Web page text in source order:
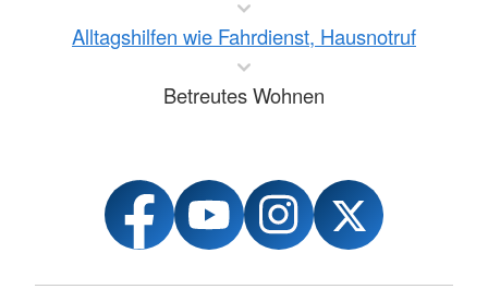
Alltagshilfen wie Fahrdienst, Hausnotruf
Betreutes Wohnen